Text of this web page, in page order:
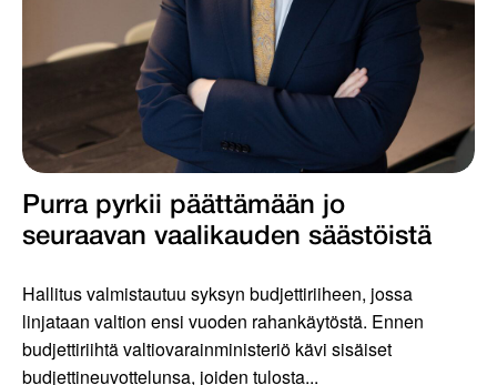
Purra pyrkii päättämään jo
seuraavan vaalikauden säästöistä
Hallitus valmistautuu syksyn budjettiriiheen, jossa
linjataan valtion ensi vuoden rahankäytöstä. Ennen
budjettiriihtä valtiovarainministeriö kävi sisäiset
budjettineuvottelunsa, joiden tulosta...